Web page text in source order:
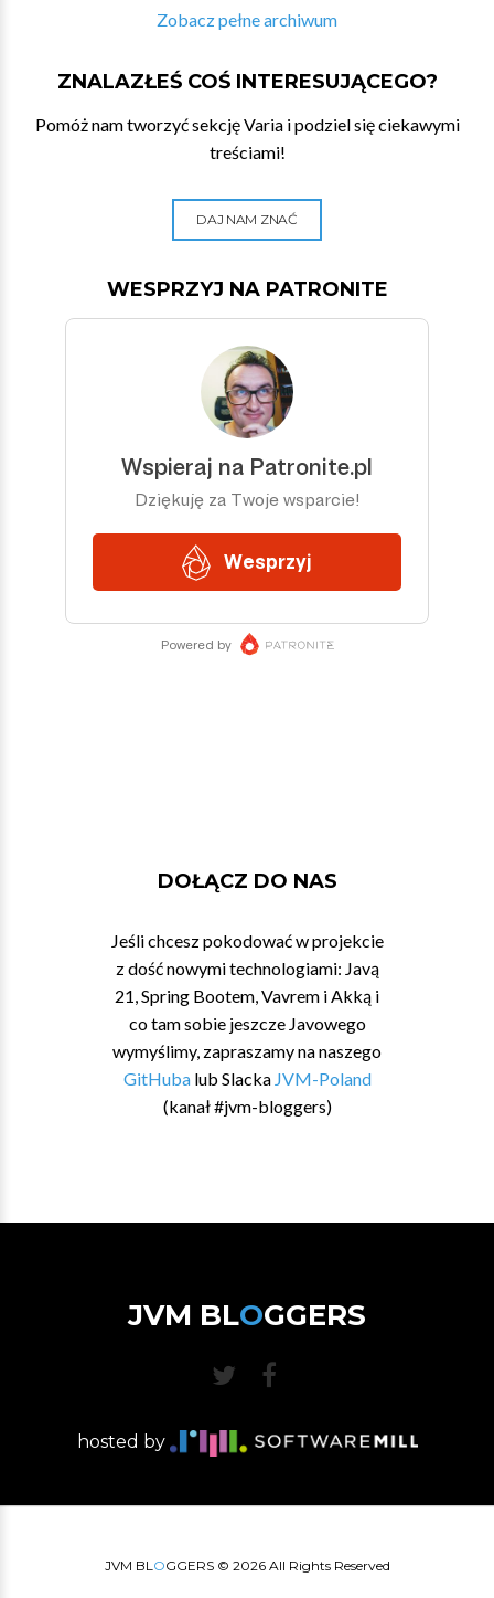
Zobacz pełne archiwum
ZNALAZŁEŚ COŚ INTERESUJĄCEGO?
Pomóż nam tworzyć sekcję Varia i podziel się ciekawymi
treściami!
DAJ NAM ZNAĆ
WESPRZYJ NA PATRONITE
DOŁĄCZ DO NAS
Jeśli chcesz pokodować w projekcie
z dość nowymi technologiami: Javą
21, Spring Bootem, Vavrem i Akką i
co tam sobie jeszcze Javowego
wymyślimy, zapraszamy na naszego
GitHubalub Slacka JVM-Poland
(kanał #jvm-bloggers)
JVM BLOGGERS
hosted by
JVM BLOGGERS © 2026All Rights Reserved